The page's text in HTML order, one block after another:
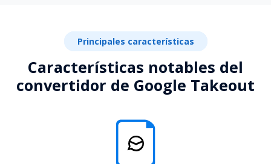
Principales características
Características notables del
convertidor de Google Takeout